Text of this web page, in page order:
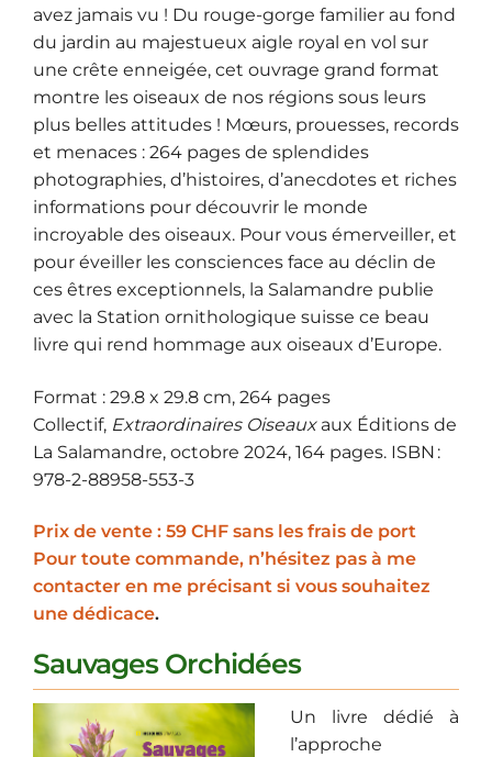
avez jamais vu ! Du rouge-gorge familier au fond
du jardin au majestueux aigle royal en vol sur
une crête enneigée, cet ouvrage grand format
montre les oiseaux de nos régions sous leurs
plus belles attitudes ! Mœurs, prouesses, records
et menaces : 264 pages de splendides
photographies, d’histoires, d’anecdotes et riches
informations pour découvrir le monde
incroyable des oiseaux. Pour vous émerveiller, et
pour éveiller les consciences face au déclin de
ces êtres exceptionnels, la Salamandre publie
avec la Station ornithologique suisse ce beau
livre qui rend hommage aux oiseaux d’Europe.
Format : 29.8 x 29.8 cm, 264 pages
Collectif, Extraordinaires Oiseauxaux Éditions de
La Salamandre, octobre 2024, 164 pages. ISBN :
978-2-88958-553-3
Prix de vente : 59 CHF sans les frais de port
Pour toute commande, n’hésitez pas à me
contacter en me précisant si vous souhaitez
une dédicace.
Sauvages Orchidées
Un livre dédié à
l’approche